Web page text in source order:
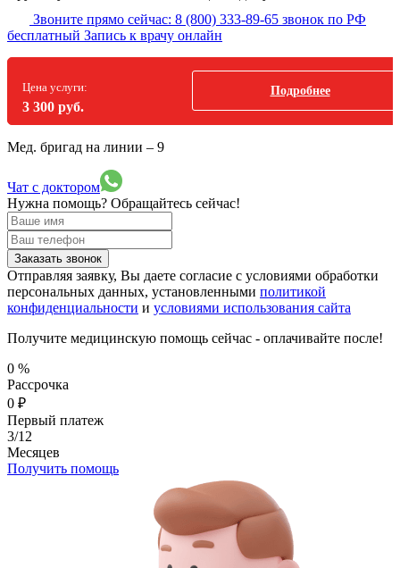
Звоните прямо сейчас: 8 (800) 333-89-65 звонок по РФ
бесплатный Запись к врачу онлайн
Цена услуги:
3 300 руб.
Подробнее
Мед. бригад на линии – 9
Чат с доктором
Нужна помощь? Обращайтесь сейчас!
Заказать звонок
Отправляя заявку, Вы даете согласие с условиями обработки
персональных данных, установленными политикой
конфиденциальности и условиями использования сайта
Получите медицинскую помощь сейчас - оплачивайте после!
0 %
Рассрочка
0 ₽
Первый платеж
3/12
Месяцев
Получить помощь